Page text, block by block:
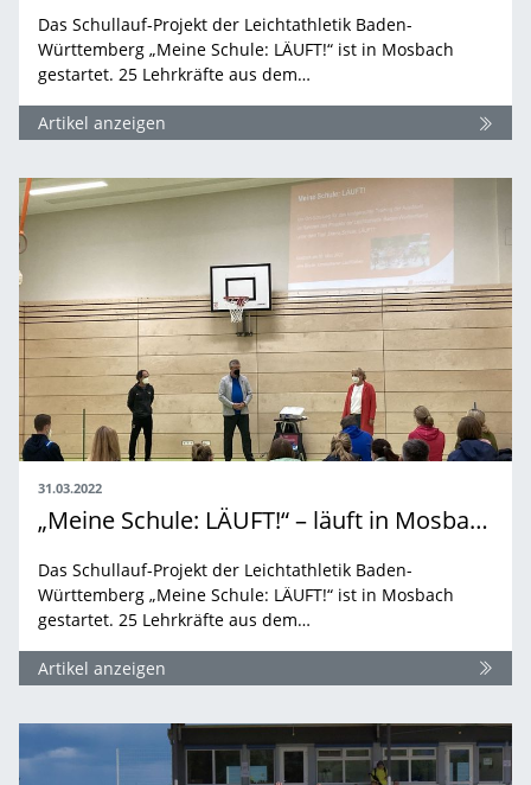
Das Schullauf-Projekt der Leichtathletik Baden-
Württemberg „Meine Schule: LÄUFT!“ ist in Mosbach
gestartet. 25 Lehrkräfte aus dem…
Artikel anzeigen
31.03.2022
„Meine Schule: LÄUFT!“ – läuft in Mosbach und Umgebung
Das Schullauf-Projekt der Leichtathletik Baden-
Württemberg „Meine Schule: LÄUFT!“ ist in Mosbach
gestartet. 25 Lehrkräfte aus dem…
Artikel anzeigen